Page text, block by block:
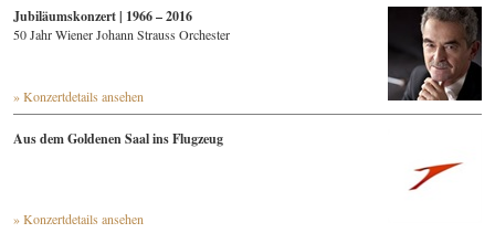
Jubiläumskonzert | 1966 – 2016
50 Jahr Wiener Johann Strauss Orchester
» Konzertdetails ansehen
Aus dem Goldenen Saal ins Flugzeug
» Konzertdetails ansehen